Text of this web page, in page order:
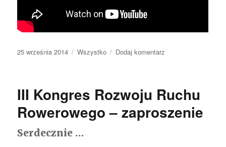
Opublikowano
25 września 2014 Kategorie
Wszystko Dodaj komentarz
nie
a
III Kongres Rozwoju Ruchu
Rowerowego – zaproszenie
Serdecznie …